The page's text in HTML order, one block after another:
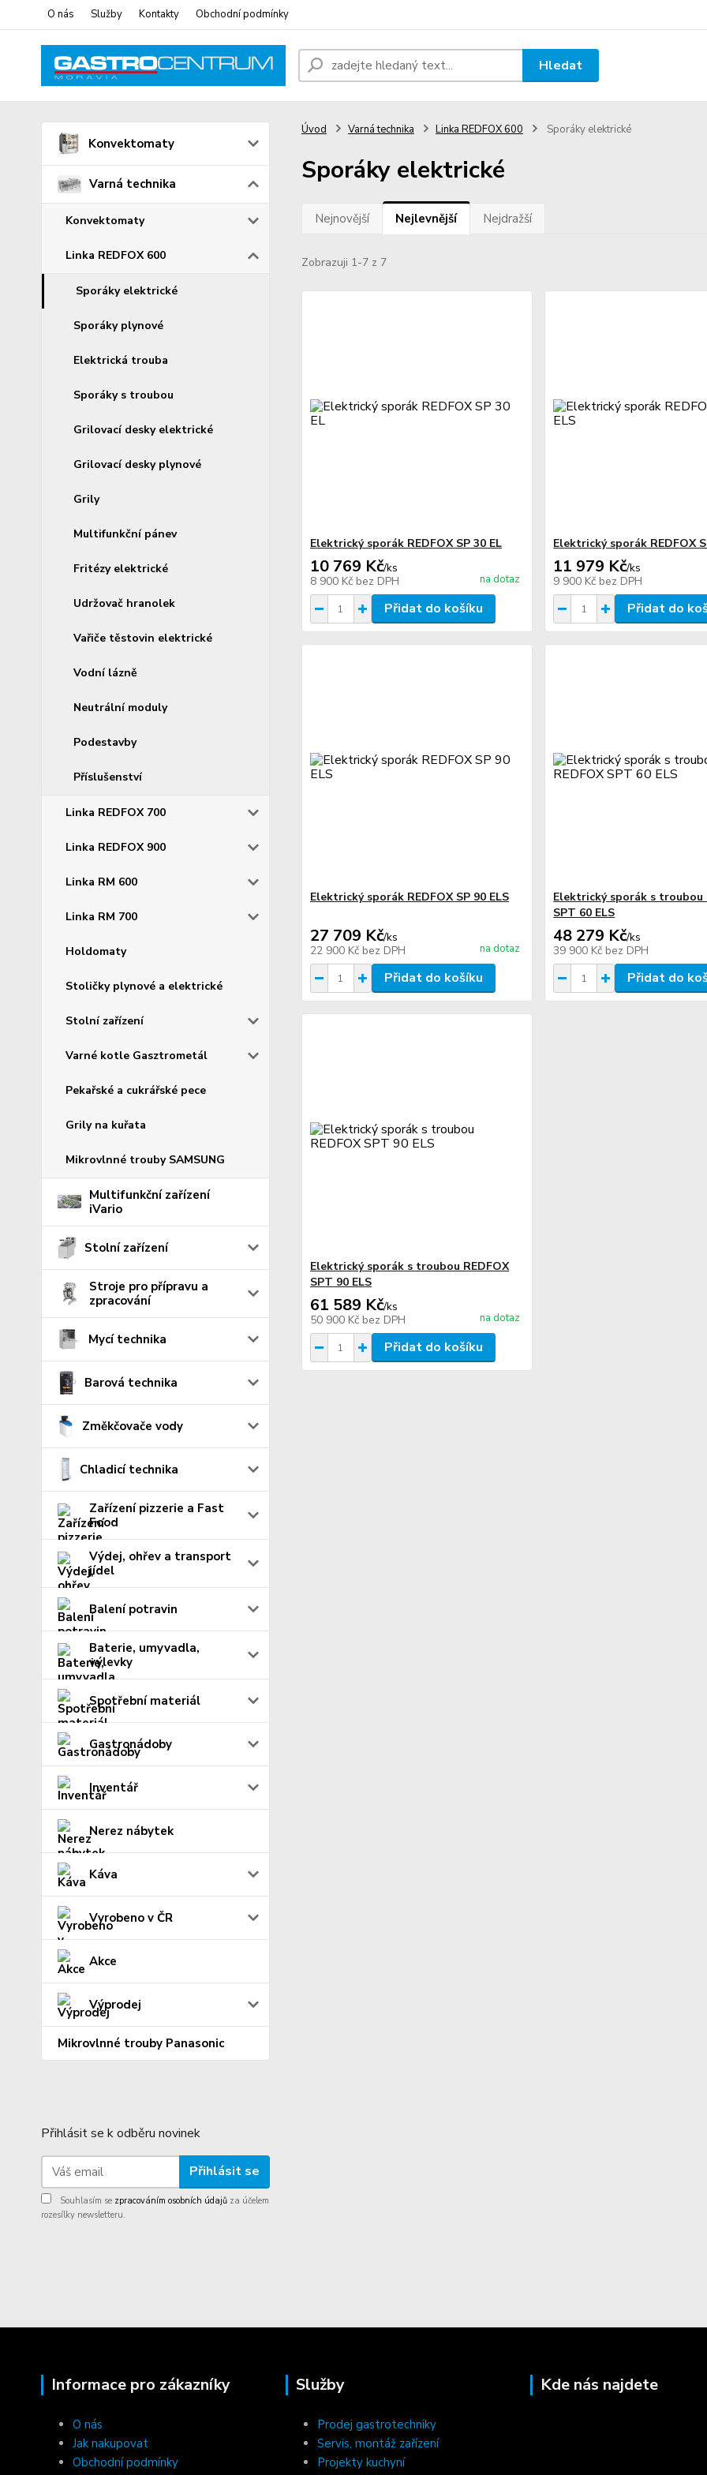
O nás Služby Kontakty Obchodní podmínky
Hledat
Konvektomaty
Varná technika
Konvektomaty
Linka REDFOX 600
Sporáky elektrické
Sporáky plynové
Elektrická trouba
Sporáky s troubou
Grilovací desky elektrické
Grilovací desky plynové
Grily
Multifunkční pánev
Fritézy elektrické
Udržovač hranolek
Vařiče těstovin elektrické
Vodní lázně
Neutrální moduly
Podestavby
Příslušenství
Linka REDFOX 700
Linka REDFOX 900
Linka RM 600
Linka RM 700
Holdomaty
Stoličky plynové a elektrické
Stolní zařízení
Varné kotle Gasztrometál
Pekařské a cukrářské pece
Grily na kuřata
Mikrovlnné trouby SAMSUNG
Multifunkční zařízení
iVario
Stolní zařízení
Stroje pro přípravu a
zpracování
Mycí technika
Barová technika
Změkčovače vody
Chladicí technika
Zařízení pizzerie a Fast
Food
Výdej, ohřev a transport
jídel
Balení potravin
Baterie, umyvadla,
výlevky
Spotřební materiál
Gastronádoby
Inventář
Nerez nábytek
Káva
Vyrobeno v ČR
Akce
Výprodej
Mikrovlnné trouby Panasonic
Přihlásit se k odběru novinek
Přihlásit se
Souhlasím se zpracováním osobních údajů za účelem
rozesílky newsletteru.
Úvod Varná technika Linka REDFOX 600 Sporáky elektrické
Sporáky elektrické
Nejnovější Nejlevnější Nejdražší
Zobrazuji 1-7 z 7
Elektrický sporák REDFOX SP 30 EL
10 769 Kč/ks
8 900 Kč bez DPH na dotaz
Přidat do košíku
Elektrický sporák REDFOX
11 979 Kč/ks
9 900 Kč bez DPH
Přidat do
Elektrický sporák REDFOX SP 90 ELS
27 709 Kč/ks
22 900 Kč bez DPH na dotaz
Přidat do košíku
Elektrický sporák s troubou
SPT 60 ELS
48 279 Kč/ks
39 900 Kč bez DPH
Přidat do
Elektrický sporák s troubou REDFOX
SPT 90 ELS
61 589 Kč/ks
50 900 Kč bez DPH na dotaz
Přidat do košíku
Informace pro zákazníky
O nás
Jak nakupovat
Obchodní podmínky
Služby
Prodej gastrotechniky
Servis, montáž zařízení
Projekty kuchyní
Kde nás najdete